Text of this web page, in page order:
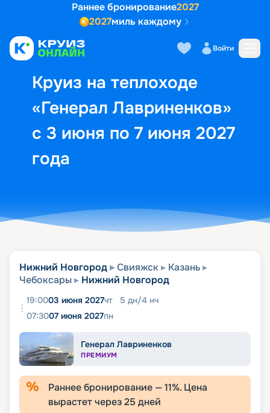
Раннее бронирование2027
2027миль каждому
Войти
Круиз на теплоходе
«Генерал Лавриненков»
с 3 июня по 7 июня 2027
года
Выбор кают Маршрут и
Нижний Новгород Свияжск
Казань
Чебоксары
Нижний Новгород
19:0003 июня 2027чт 5 дн/4 нч
07:3007 июня 2027пн
Генерал Лавриненков
ПРЕМИУМ
Раннее бронирование —11%. Цена
вырастет через25 дней